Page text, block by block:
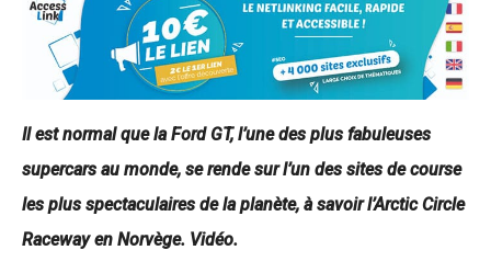
Il est normal que la Ford GT, l’une des plus fabuleuses
supercars au monde, se rende sur l’un des sites de course
les plus spectaculaires de la planète, à savoir l’Arctic Circle
Raceway en Norvège. Vidéo.